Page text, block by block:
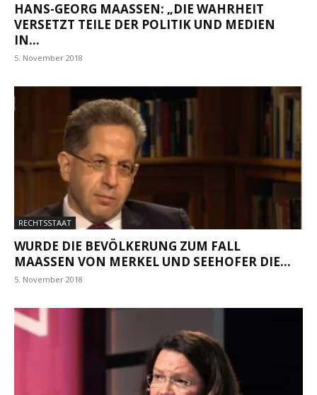
HANS-GEORG MAASSEN: „DIE WAHRHEIT V
ERSETZT TEILE DER POLITIK UND MEDIEN I
N...
5. November 2018
RECHTSSTAAT
WURDE DIE BEVÖLKERUNG ZUM FALL
MAASSEN VON MERKEL UND SEEHOFER DIE...
5. November 2018